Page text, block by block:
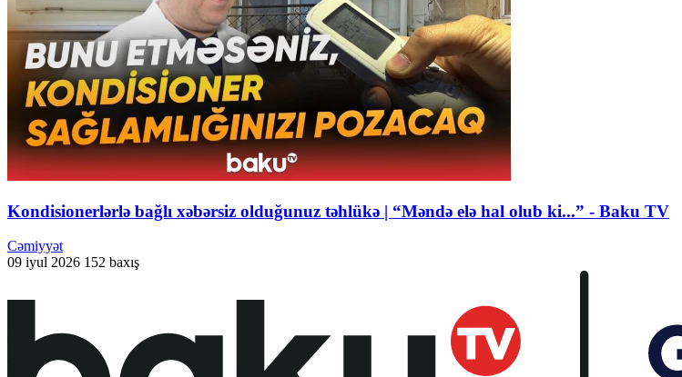
Kondisionerlərlə bağlı xəbərsiz olduğunuz təhlükə | “Məndə elə hal olub ki...” - Baku TV
Cəmiyyət
09 iyul 2026 152 baxış